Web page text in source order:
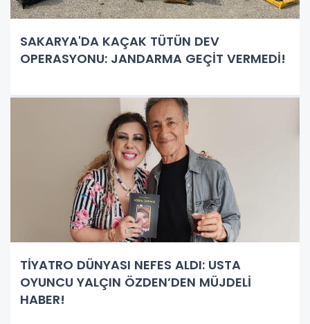
SAKARYA'DA KAÇAK TÜTÜN DEV
OPERASYONU: JANDARMA GEÇİT VERMEDİ!
TİYATRO DÜNYASI NEFES ALDI: USTA
OYUNCU YALÇIN ÖZDEN’DEN MÜJDELİ
HABER!